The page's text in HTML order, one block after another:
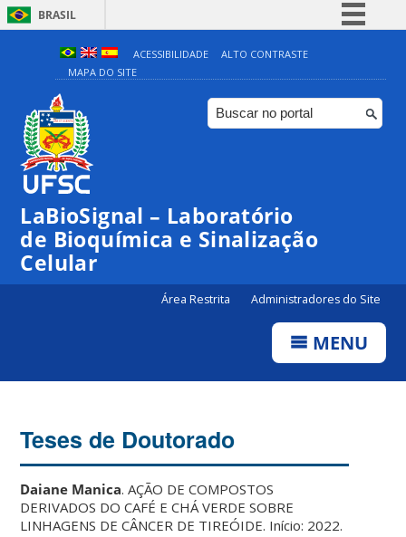
BRASIL
Simplifique!
Comunica BR
Participe
ACESSIBILIDADE
ALTO CONTRASTE
MAPA DO SITE
LaBioSignal – Laboratório
de Bioquímica e Sinalização
Celular
Área Restrita Administradores do Site
MENU
Teses de Doutorado
Daiane Manica. AÇÃO DE COMPOSTOS
DERIVADOS DO CAFÉ E CHÁ VERDE SOBRE
LINHAGENS DE CÂNCER DE TIREÓIDE. Início: 2022.